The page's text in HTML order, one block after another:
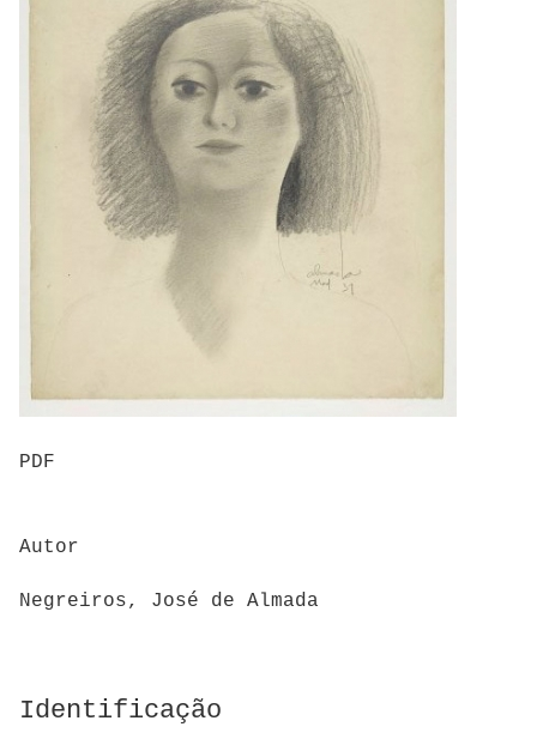
PDF
Autor
Negreiros, José de Almada
Identificação